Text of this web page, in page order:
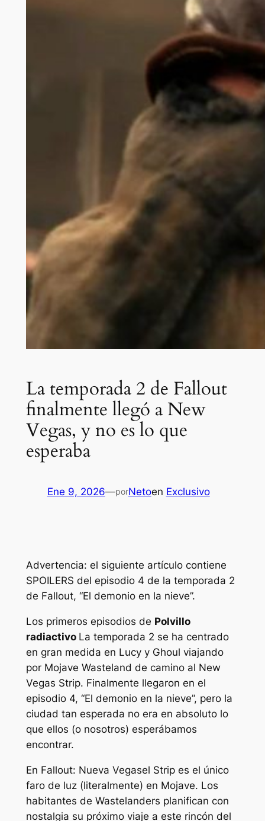
La temporada 2 de Fallout
finalmente llegó a New
Vegas, y no es lo que
esperaba
Ene 9, 2026—porNetoen Exclusivo
Advertencia: el siguiente artículo contiene
SPOILERS del episodio 4 de la temporada 2
de Fallout, “El demonio en la nieve”.
Los primeros episodios de Polvillo
radiactivo La temporada 2 se ha centrado
en gran medida en Lucy y Ghoul viajando
por Mojave Wasteland de camino al New
Vegas Strip. Finalmente llegaron en el
episodio 4, “El demonio en la nieve”, pero la
ciudad tan esperada no era en absoluto lo
que ellos (o nosotros) esperábamos
encontrar.
En Fallout: Nueva Vegasel Strip es el único
faro de luz (literalmente) en Mojave. Los
habitantes de Wastelanders planifican con
nostalgia su próximo viaje a este rincón del